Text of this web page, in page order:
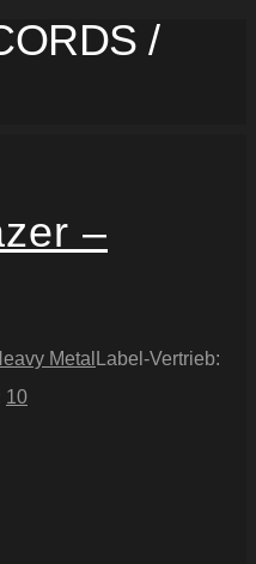
/
–
Metal Label-Vertrieb:
10